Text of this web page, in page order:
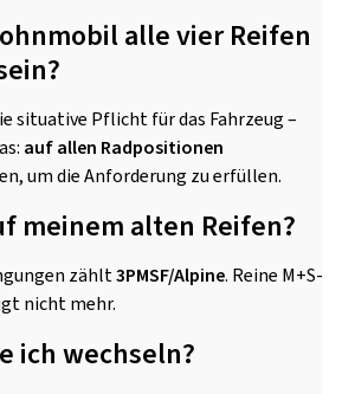
alle vier Reifen
situative Pflicht für das Fahrzeug –
auf allen Radpositionen
um die Anforderung zu erfüllen.
meinem alten Reifen?
zählt3PMSF/Alpine. Reine M+S-
nicht mehr.
ich wechseln?